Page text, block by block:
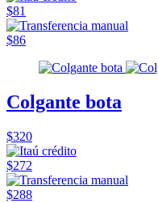
$81
$86
Colgante bota
$320
$272
$288